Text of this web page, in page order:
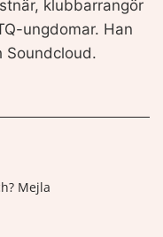
klubbarrangör
ungdomar. Han
Soundcloud.
Mejla